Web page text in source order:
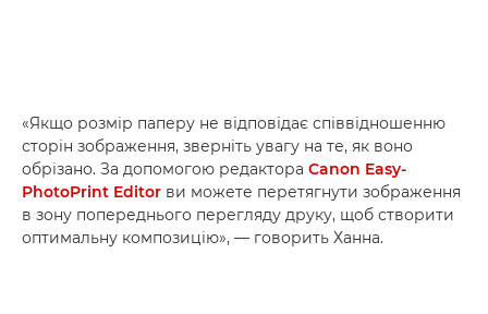
«Якщо розмір паперу не відповідає співвідношенню
сторін зображення, зверніть увагу на те, як воно
обрізано. За допомогою редактора Canon Easy-
PhotoPrint Editor ви можете перетягнути зображення
в зону попереднього перегляду друку, щоб створити
оптимальну композицію», — говорить Ханна.